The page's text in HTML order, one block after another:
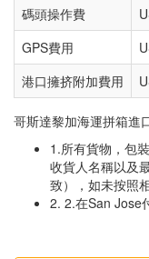
碼頭操作費
GPS費用
港口擁挤附加費用
哥斯達黎加海運拼箱進
1.所有貨物，包
收貨人名稱以及
致），如未按照
2. 2.在San Jose